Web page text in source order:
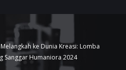
Melangkah ke Dunia Kreasi: Lomba
Sanggar Humaniora 2024